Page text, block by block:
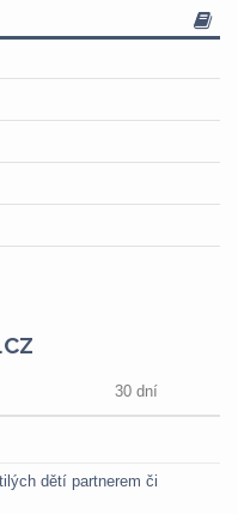
30 dní
dětí partnerem či